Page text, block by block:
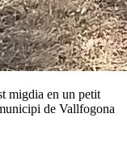
migdia en un petit
de Vallfogona